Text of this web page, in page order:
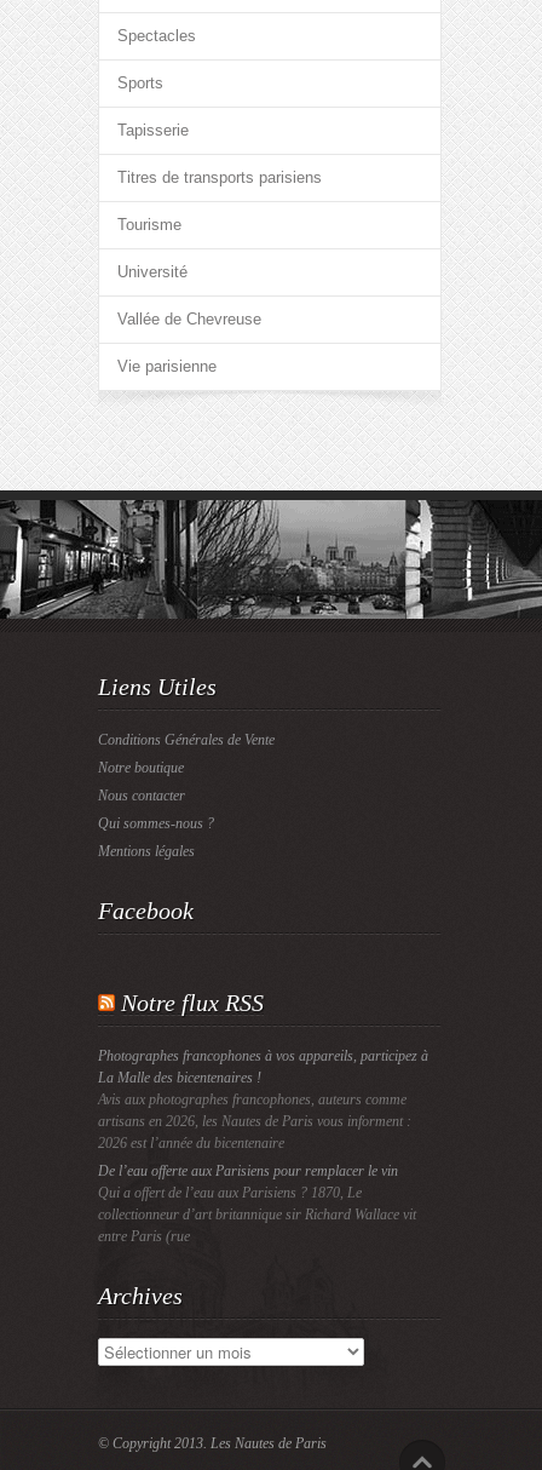
Spectacles
Sports
Tapisserie
Titres de transports parisiens
Tourisme
Université
Vallée de Chevreuse
Vie parisienne
Liens Utiles
Conditions Générales de Vente
Notre boutique
Nous contacter
Qui sommes-nous ?
Mentions légales
Facebook
Notre flux RSS
Photographes francophones à vos appareils, participez à
La Malle des bicentenaires !
Avis aux photographes francophones, auteurs comme
artisans en 2026, les Nautes de Paris vous informent :
2026 est l’année du bicentenaire
De l’eau offerte aux Parisiens pour remplacer le vin
Qui a offert de l’eau aux Parisiens ? 1870, Le
collectionneur d’art britannique sir Richard Wallace vit
entre Paris (rue
Archives
Archives
© Copyright 2013. Les Nautes de Paris